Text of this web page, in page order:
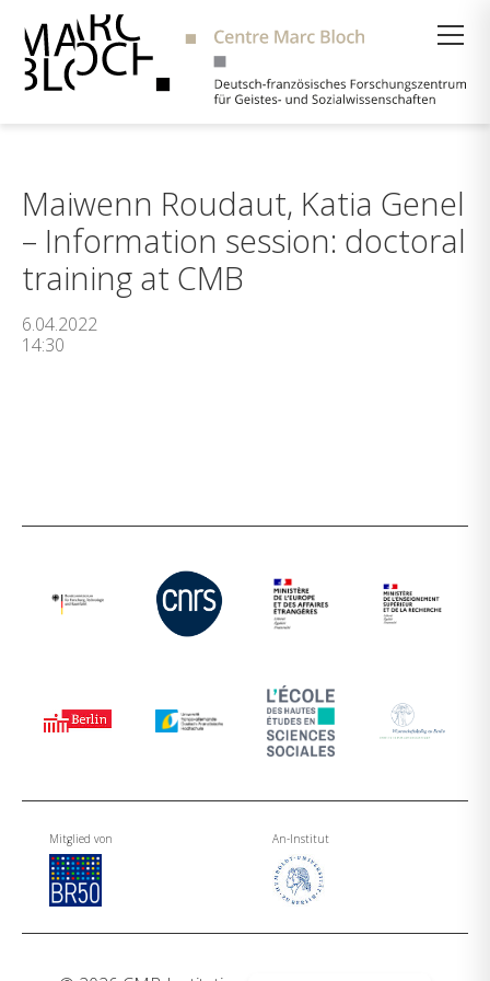
Maiwenn Roudaut, Katia Genel
– Information session: doctoral
training at CMB
6.04.2022
14:30
Mitglied von An-Institut